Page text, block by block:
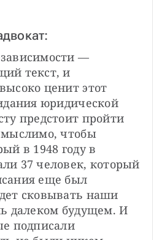
—
текст, и
ценит этот
юридической
предстоит пройти
чтобы
в 1948 году в
37 человек, который
еще был
сковывать наши
далеком будущем. И
подписали